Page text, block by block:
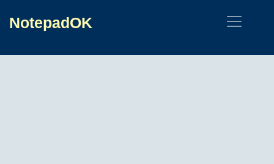
NotepadOK